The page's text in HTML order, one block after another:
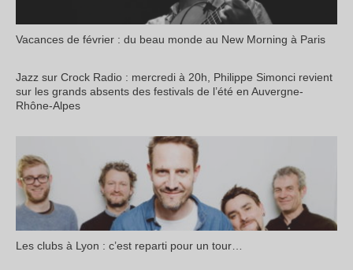
Vacances de février : du beau monde au New Morning à Paris
Jazz sur Crock Radio : mercredi à 20h, Philippe Simonci revient
sur les grands absents des festivals de l’été en Auvergne-
Rhône-Alpes
Les clubs à Lyon : c’est reparti pour un tour…